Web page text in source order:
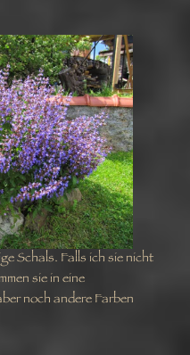
Schals. Falls ich sie nicht
sie in eine
noch andere Farben